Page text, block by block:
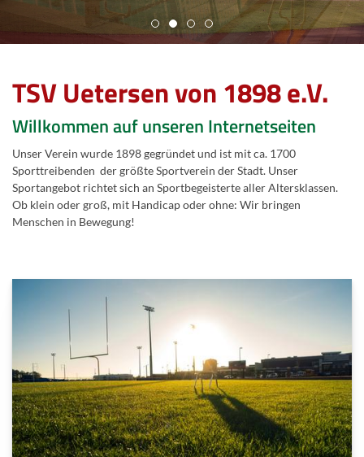
TSV Uetersen von 1898 e.V.
Willkommen auf unseren Internetseiten
Unser Verein wurde 1898 gegründet und ist mit ca. 1700
Sporttreibenden der größte Sportverein der Stadt. Unser
Sportangebot richtet sich an Sportbegeisterte aller Altersklassen.
Ob klein oder groß, mit Handicap oder ohne: Wir bringen
Menschen in Bewegung!